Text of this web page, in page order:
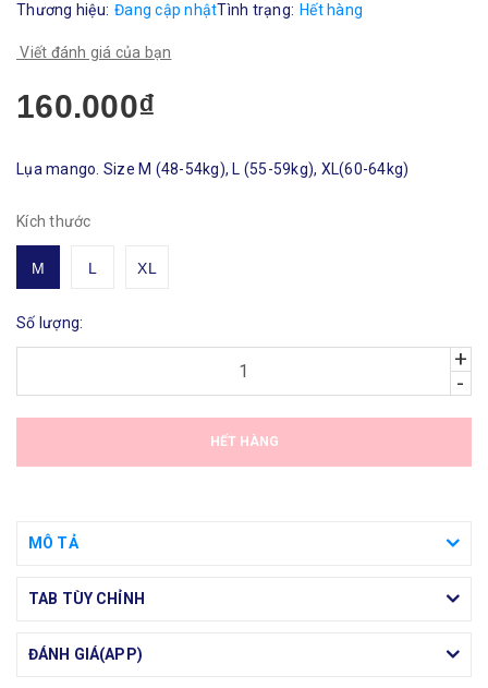
Thương hiệu: Đang cập nhậtTình trạng: Hết hàng
Viết đánh giá của bạn
160.000₫
Lụa mango. Size M (48-54kg), L (55-59kg), XL(60-64kg)
Kích thước
M L XL
Số lượng:
+
-
HẾT HÀNG
MÔ TẢ
TAB TÙY CHỈNH
ĐÁNH GIÁ(APP)